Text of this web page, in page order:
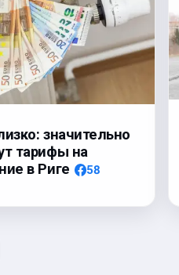
значительно
тарифы на
в Риге
58